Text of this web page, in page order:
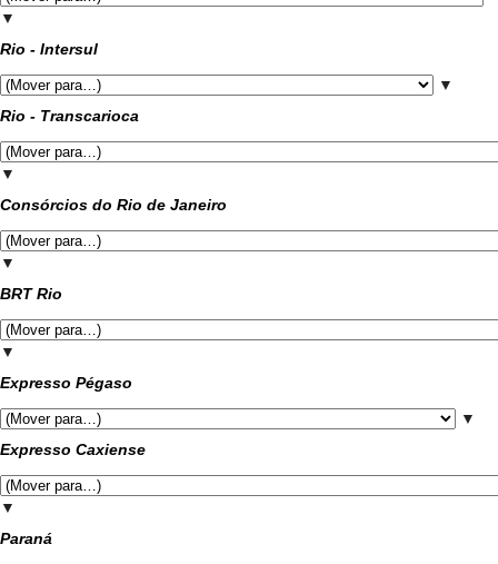
▼
Rio - Intersul
▼
Rio - Transcarioca
▼
Consórcios do Rio de Janeiro
▼
BRT Rio
▼
Expresso Pégaso
▼
Expresso Caxiense
▼
Paraná